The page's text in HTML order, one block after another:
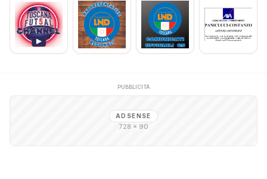
PUBBLICITÀ
ADSENSE
728 × 90